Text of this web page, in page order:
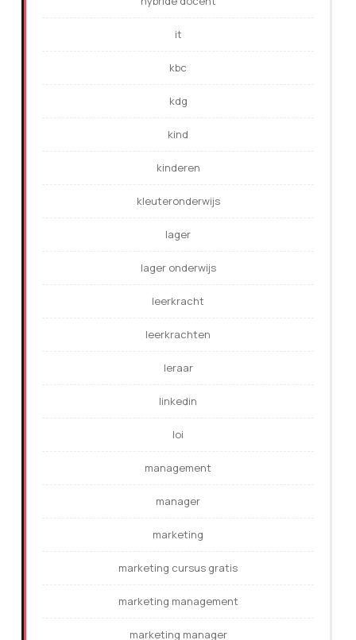
it
kbc
kdg
kind
kinderen
kleuteronderwijs
lager
lager onderwijs
leerkracht
leerkrachten
leraar
linkedin
loi
management
manager
marketing
marketing cursus gratis
marketing management
marketing manager